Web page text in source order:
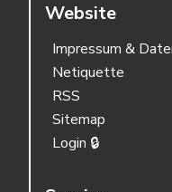
Website
Impressum &
Netiquette
RSS
Sitemap
Login 🔒